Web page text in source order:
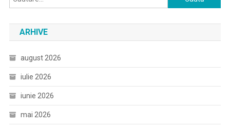
după:
ARHIVE
august 2026
iulie 2026
iunie 2026
mai 2026